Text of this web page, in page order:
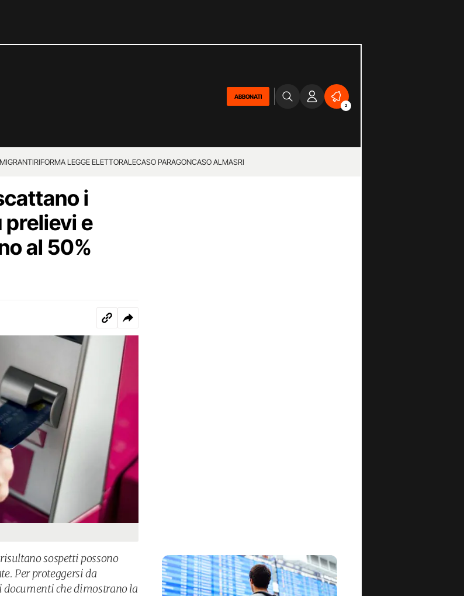
ABBONATI
2
MIGRANTIRIFORMA LEGGE ELETTORALECASO PARAGONCASO ALMASRI
i
e
al 50%
sospetti possono
Per proteggersi da
documenti che dimostrano la